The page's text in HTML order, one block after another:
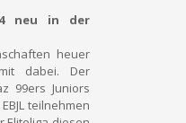
neu in der
heuer
dabei. Der
99ers Juniors
teilnehmen